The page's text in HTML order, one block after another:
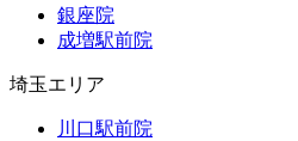
銀座院
成増駅前院
埼玉エリア
川口駅前院